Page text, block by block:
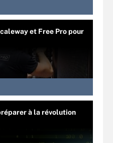
et Free Pro pour
à la révolution